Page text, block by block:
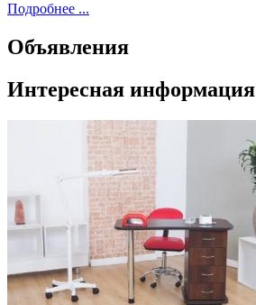
Подробнее ...
Объявления
Интересная информация